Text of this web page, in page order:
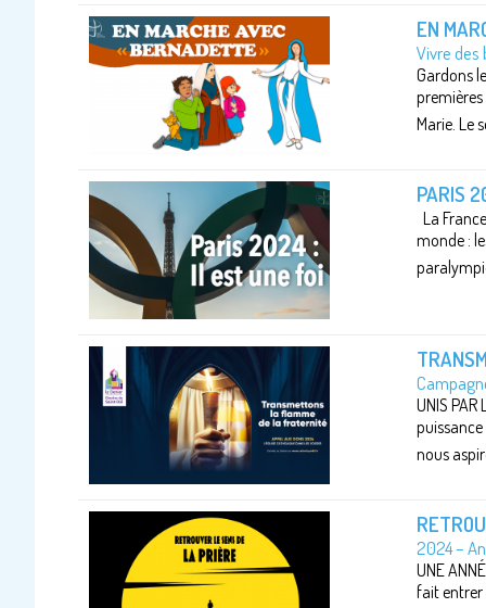
EN
Vivre des
Gardons
Marie. Le
PARIS
La
monde :
UNIS
nous
2024 –
UNE
fait entrer